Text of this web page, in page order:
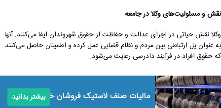
نقش و مسئولیت‌های وکلا در جامعه
وکلا نقش حیاتی در اجرای عدالت و حفاظت از حقوق شهروندان ایفا می‌کنند. آنها
به عنوان پل ارتباطی بین مردم و نظام قضایی عمل کرده و اطمینان حاصل می‌کنند
که حقوق افراد در فرآیند دادرسی رعایت می‌شود.
مالیات صنف لاستیک فروشان خودروبیشتر بدانید